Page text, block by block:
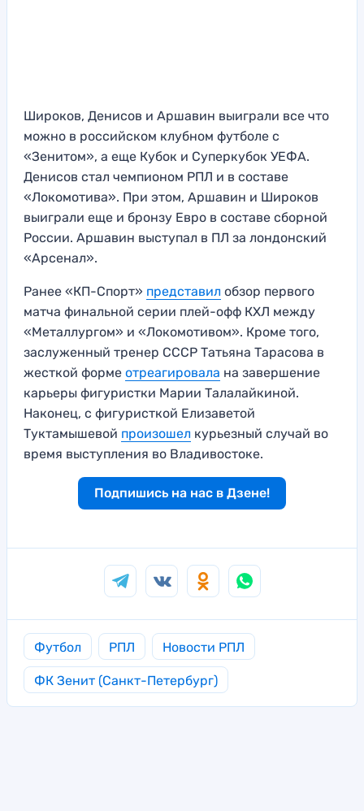
Широков, Денисов и Аршавин выиграли все что
можно в российском клубном футболе с
«Зенитом», а еще Кубок и Суперкубок УЕФА.
Денисов стал чемпионом РПЛ и в составе
«Локомотива». При этом, Аршавин и Широков
выиграли еще и бронзу Евро в составе сборной
России. Аршавин выступал в ПЛ за лондонский
«Арсенал».
Ранее «КП-Спорт» представил обзор первого
матча финальной серии плей-офф КХЛ между
«Металлургом» и «Локомотивом». Кроме того,
заслуженный тренер СССР Татьяна Тарасова в
жесткой форме отреагировала на завершение
карьеры фигуристки Марии Талалайкиной.
Наконец, с фигуристкой Елизаветой
Туктамышевой произошел курьезный случай во
время выступления во Владивостоке.
Подпишись на нас в Дзене!
Футбол РПЛ Новости РПЛ
ФК Зенит (Санкт-Петербург)